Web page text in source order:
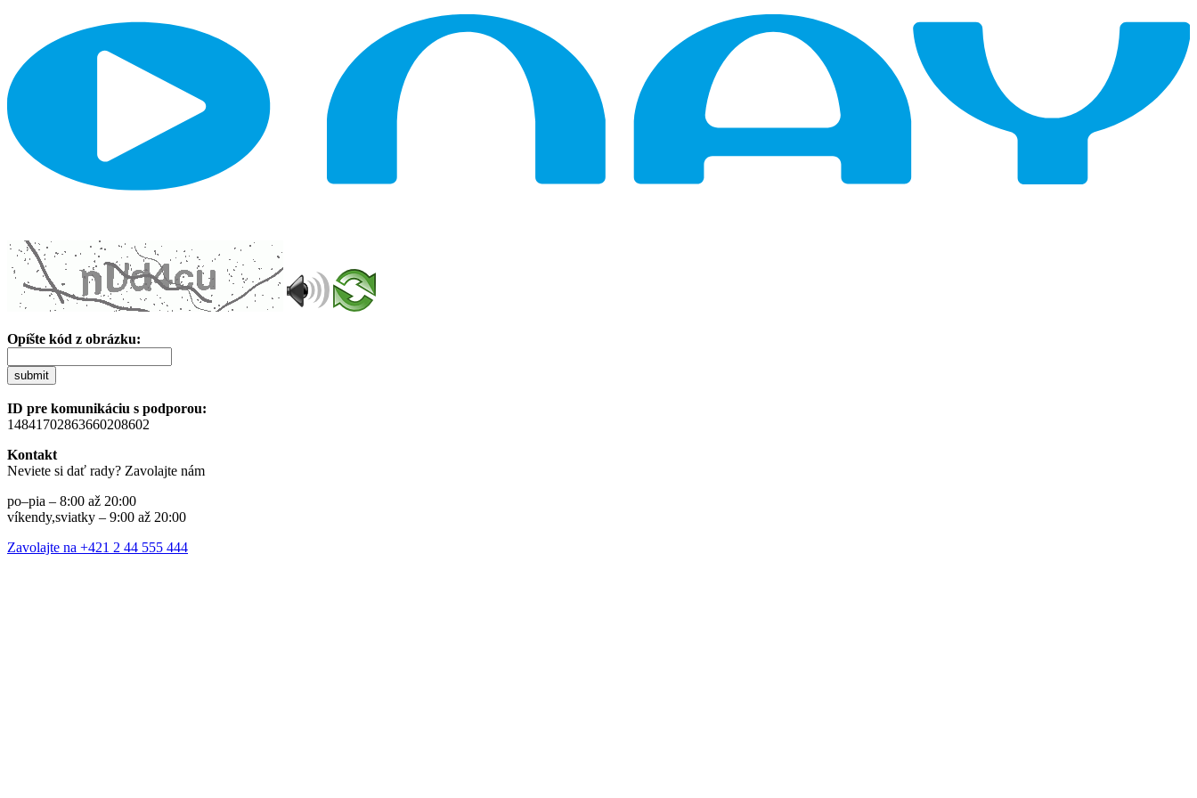
Opíšte kód z obrázku:
submit
ID pre komunikáciu s podporou:
14841702863660208602
Kontakt
Neviete si dať rady? Zavolajte nám
po–pia – 8:00 až 20:00
víkendy,sviatky – 9:00 až 20:00
Zavolajte na +421 2 44 555 444